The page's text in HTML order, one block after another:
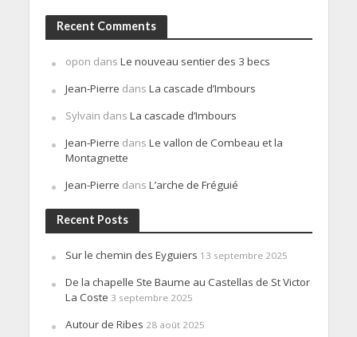
Recent Comments
opon dans Le nouveau sentier des 3 becs
Jean-Pierre dans La cascade d’Imbours
Sylvain dans La cascade d’Imbours
Jean-Pierre dans Le vallon de Combeau et la
Montagnette
Jean-Pierre dans L’arche de Fréguié
Recent Posts
Sur le chemin des Eyguiers 13 septembre 2025
De la chapelle Ste Baume au Castellas de St Victor
La Coste 3 septembre 2025
Autour de Ribes 28 août 2025